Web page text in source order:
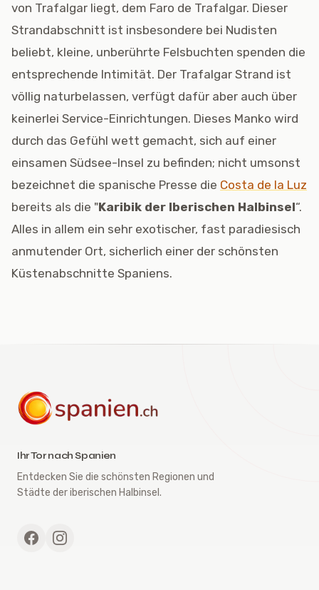
von Trafalgar liegt, dem Faro de Trafalgar. Dieser
Strandabschnitt ist insbesondere bei Nudisten
beliebt, kleine, unberührte Felsbuchten spenden die
entsprechende Intimität. Der Trafalgar Strand ist
völlig naturbelassen, verfügt dafür aber auch über
keinerlei Service-Einrichtungen. Dieses Manko wird
durch das Gefühl wett gemacht, sich auf einer
einsamen Südsee-Insel zu befinden; nicht umsonst
bezeichnet die spanische Presse die Costa de la Luz
bereits als die "Karibik der Iberischen Halbinsel“.
Alles in allem ein sehr exotischer, fast paradiesisch
anmutender Ort, sicherlich einer der schönsten
Küstenabschnitte Spaniens.
Ihr Tor nach Spanien
Entdecken Sie die schönsten Regionen und
Städte der iberischen Halbinsel.